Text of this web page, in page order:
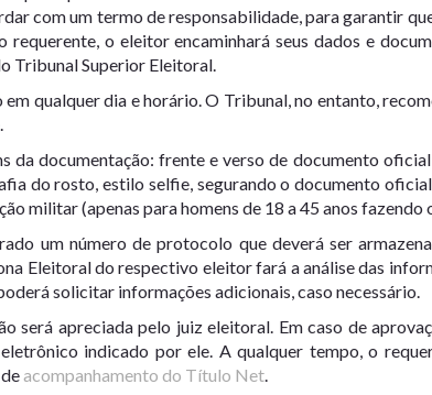
com um termo de responsabilidade, para garantir
o eleitor encaminhará seus dados e
Tribunal Superior Eleitoral.
qualquer dia e horário. O Tribunal, no entanto,
da documentação: frente e verso de documento
do rosto, estilo selfie, segurando o documento
militar (apenas para homens de 18 a 45 anos
um número de protocolo que deverá ser
Eleitoral do respectivo eleitor fará a análise das
solicitar informações adicionais, caso necessário.
será apreciada pelo juiz eleitoral. Em caso de
indicado por ele. A qualquer tempo, o
acompanhamento do Título Net.